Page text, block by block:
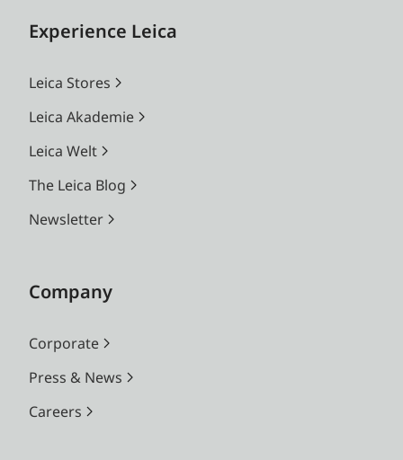
Experience Leica
Leica Stores
Leica Akademie
Leica Welt
The Leica Blog
Newsletter
Company
Corporate
Press & News
Careers